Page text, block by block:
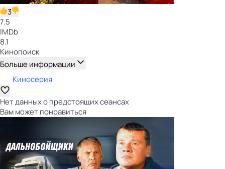
3
7.5
IMDb
8.1
Кинопоиск
Больше информации
Киносерия
Нет данных о предстоящих сеансах
Вам может понравиться